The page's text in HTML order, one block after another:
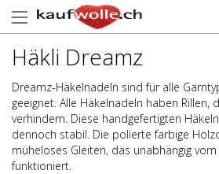
Häkli Dreamz
Dreamz-Häkelnadeln sind für alle
geeignet. Alle Häkelnadeln haben Rillen,
verhindern. Diese handgefertigten
dennoch stabil. Die polierte farbige
müheloses Gleiten, das unabhängig
funktioniert.